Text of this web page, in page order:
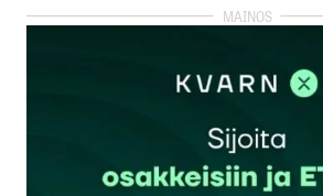
rekisteröityä